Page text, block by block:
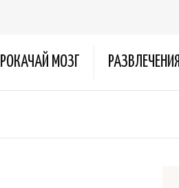
ПРОКАЧАЙ МОЗГ РАЗВЛЕЧЕНИЯ